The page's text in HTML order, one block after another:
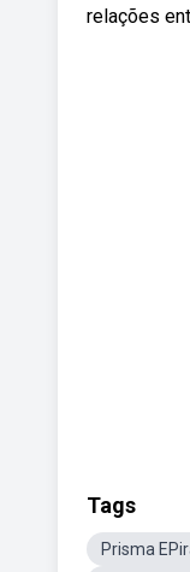
relações
Tags
Prisma